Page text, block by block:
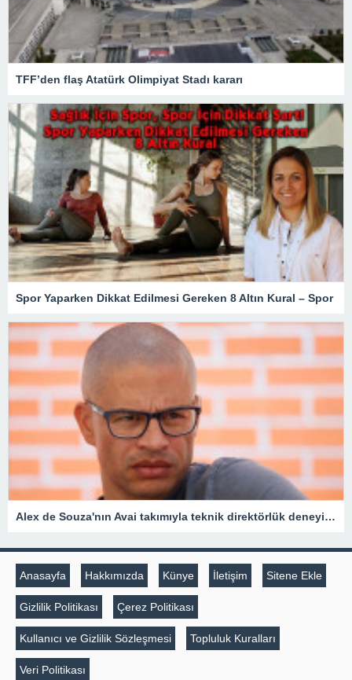
TFF’den flaş Atatürk Olimpiyat Stadı kararı
Spor Yaparken Dikkat Edilmesi Gereken 8 Altın Kural – Spor
Alex de Souza'nın Avai takımıyla teknik direktörlük deneyimi kısa sürdü
Anasayfa Hakkımızda Künye İletişim Sitene Ekle
Gizlilik Politikası Çerez Politikası
Kullanıcı ve Gizlilik Sözleşmesi Topluluk Kuralları
Veri Politikası